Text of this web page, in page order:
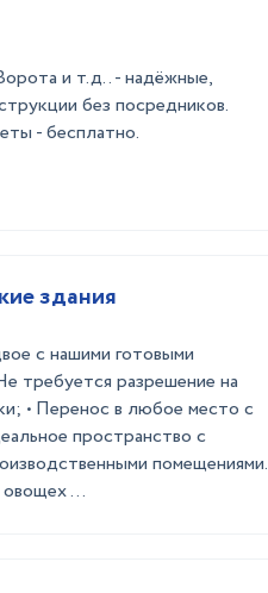
и т.д.. - надёжные,
без посредников.
- бесплатно.
здания
с нашими готовыми
требуется разрешение на
• Перенос в любое место с
пространство с
помещениями.
...